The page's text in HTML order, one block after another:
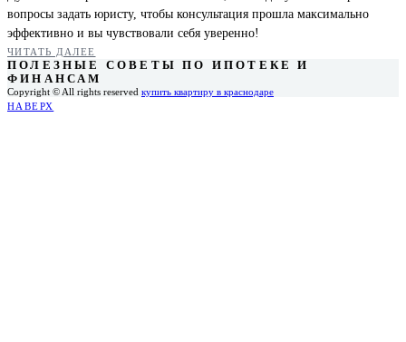
вопросы задать юристу, чтобы консультация прошла максимально
эффективно и вы чувствовали себя уверенно!
ЧИТАТЬ ДАЛЕЕ
ПОЛЕЗНЫЕ СОВЕТЫ ПО ИПОТЕКЕ И
ФИНАНСАМ
Copyright © All rights reserved купить квартиру в краснодаре
НАВЕРХ